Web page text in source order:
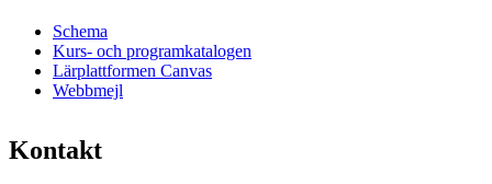
Schema
Kurs- och programkatalogen
Lärplattformen Canvas
Webbmejl
Kontakt